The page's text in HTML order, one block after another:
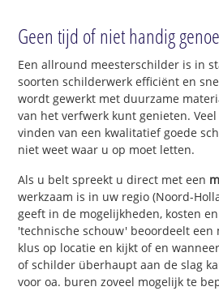
Geen tijd of niet handig
Een allround meesterschilder is in
soorten schilderwerk efficiënt en
wordt gewerkt met duurzame
van het verfwerk kunt genieten.
vinden van een kwalitatief goede
niet weet waar u op moet letten.
Als u belt spreekt u direct met een
werkzaam is in uw regio (Noord-
geeft in de mogelijkheden, kosten
'technische schouw' beoordeelt een
klus op locatie en kijkt of en
of schilder überhaupt aan de slag
voor oa. buren zoveel mogelijk te